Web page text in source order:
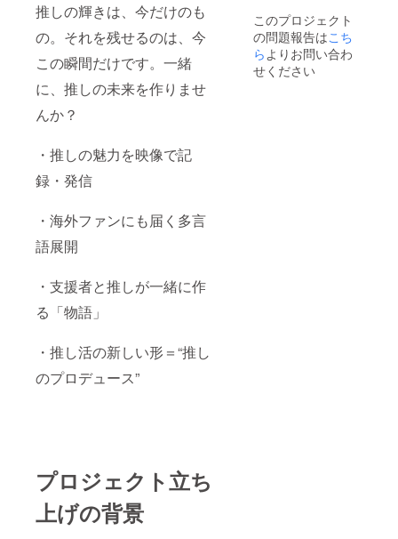
推しの輝きは、今だけのも
の。それを残せるのは、今
この瞬間だけです。一緒
に、推しの未来を作りませ
んか？
・推しの魅力を映像で記
録・発信
・海外ファンにも届く多言
語展開
・支援者と推しが一緒に作
る「物語」
・推し活の新しい形＝“推し
のプロデュース”
プロジェクト立ち
上げの背景
このプロジェクト
の問題報告はこち
ら よりお問い合わ
せください